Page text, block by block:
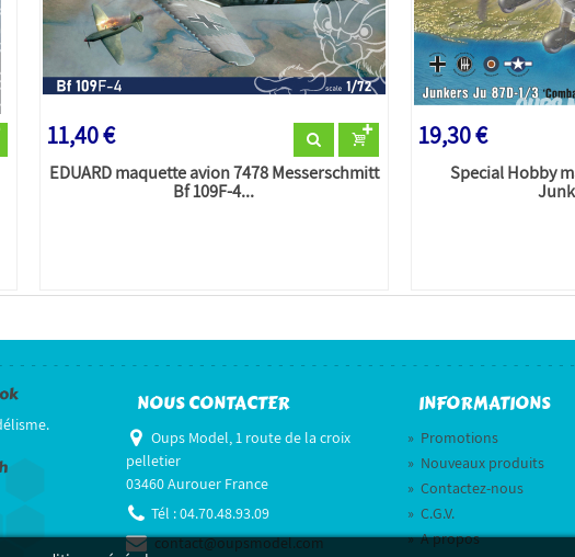
11,40 €
EDUARD maquette avion 7478 Messerschmitt
Bf 109F-4...
19,30 €
Special Hobby
NOUS CONTACTER
Oups Model, 1 route de la croix
pelletier
03460 Aurouer France
Tél :04.70.48.93.09
contact@oupsmodel.com
INFORMATIONS
» Promotions
» Nouveaux produits
» Contactez-nous
» C.G.V.
»A propos